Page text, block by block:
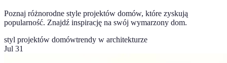
Poznaj różnorodne style projektów domów, które zyskują
popularność. Znajdź inspirację na swój wymarzony dom.
styl projektów domówtrendy w architekturze
Jul 31